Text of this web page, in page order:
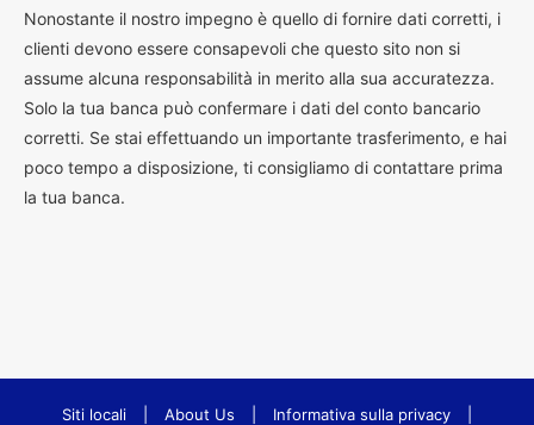
Nonostante il nostro impegno è quello di fornire dati corretti, i
clienti devono essere consapevoli che questo sito non si
assume alcuna responsabilità in merito alla sua accuratezza.
Solo la tua banca può confermare i dati del conto bancario
corretti. Se stai effettuando un importante trasferimento, e hai
poco tempo a disposizione, ti consigliamo di contattare prima
la tua banca.
Siti locali About Us Informativa sulla privacy